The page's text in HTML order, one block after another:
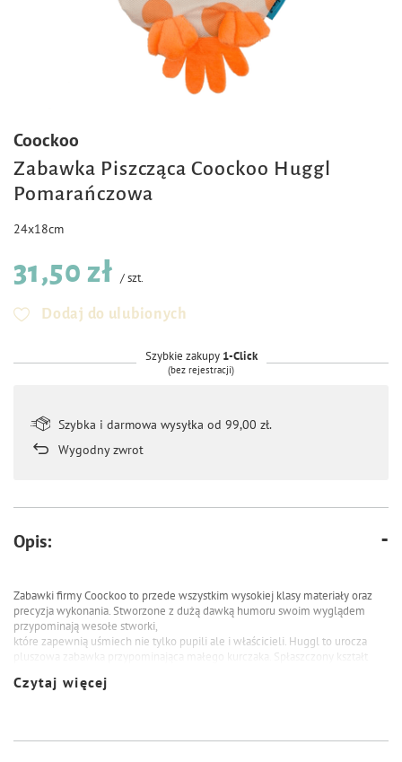
Coockoo
Zabawka Piszcząca Coockoo Huggl
Pomarańczowa
24x18cm
31,50 zł /szt.
Dodaj do ulubionych
Szybkie zakupy 1-Click
(bez rejestracji)
Szybka i darmowa wysyłka od 99,00 zł.
Wygodny zwrot
Opis:
Zabawki firmy Coockoo to przede wszystkim wysokiej klasy materiały oraz
precyzja wykonania.Stworzone z dużą dawką humoru swoim wyglądem
przypominają wesołe stworki,
które zapewnią uśmiech nie tylko pupili ale i właścicieli. Huggl to urocza
pluszowa zabawka przypominająca małego kurczaka. Spłaszczony kształt
właścicielowi o domowe sprzęty. Zabawka obszyta jest u dołu trwałym
Czytaj więcej